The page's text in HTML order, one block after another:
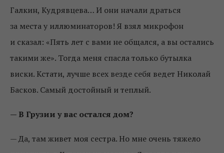
Галкин, Кудрявцева… И они начали драться
за места у иллюминаторов! Я взял микрофон
и сказал: «Пять лет с вами не общался, а вы остались
такими же». Тогда меня спасла только бутылка
виски. Кстати, лучше всех везде себя ведет Николай
Басков. Самый достойный и теплый.
— В Грузии у вас остался дом?
— Да, там живет моя сестра. Но мне очень тяжело